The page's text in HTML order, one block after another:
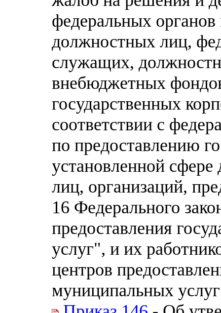
федеральных
должностных лиц,
служащих,
внебюджетных
государственных
соответствии с
по предоставлению
установленной
лиц, организаций,
16 Федерального
предоставления
услуг", и их
центров
муниципальных